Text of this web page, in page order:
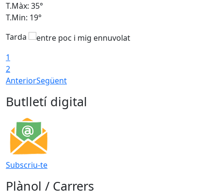
T.Màx: 35°
T.Min: 19°
Tarda
1
2
AnteriorSegüent
Butlletí digital
Subscriu-te
Plànol / Carrers